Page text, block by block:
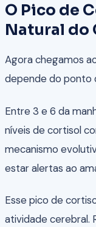
O Pico de
Natural do
Agora chegamos
depende do ponto
Entre 3 e 6 da
níveis de cortisol
mecanismo
estar alertas ao
Esse pico de
atividade cerebral.